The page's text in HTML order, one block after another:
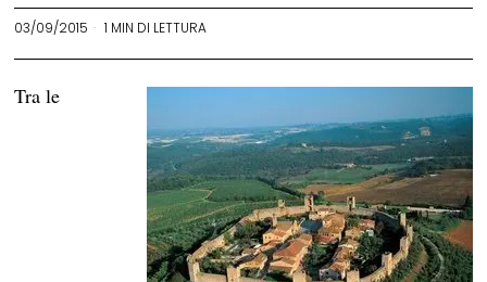
03/09/2015 1 MIN DI LETTURA
Tra le